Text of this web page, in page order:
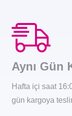
Aynı Gün
Hafta içi saat
gün kargoya